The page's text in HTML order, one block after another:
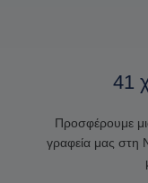
41
Προσφέρουμε
γραφεία μας στη